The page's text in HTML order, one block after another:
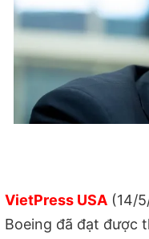
VietPress USA (14/
Boeing đã đạt được